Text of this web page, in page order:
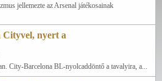
jellemezte az Arsenal játékosainak
Cityvel, nyert a
City-Barcelona BL-nyolcaddöntő a tavalyira, a...